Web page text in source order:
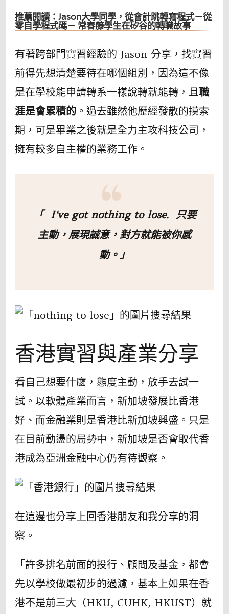
推薦閱讀：Jason大學同學，從會計跳轉寫程式－從
零自學程式碼－ 常春藤學生在矽谷的轉職故事
有著跨部門實習經驗的 Jason 分享，找實習
前得先想清楚要待在哪個組別，因為這不像
是在學校能申請轉系一樣說轉就能轉，且職
涯是會累積的 。過去雖然他歷經發散的摸索
期，可是畢業之後就是全力主攻科技公司，
擁有較多自主權的業務工作。
「 I‘ve got nothing to lose. 只要
主動，展現誠意，對方就能被你感
動。」
香港實習與產業分享
看自己想要什麼，態度主動，放手去試一
試。以軟體產業而言，新加坡發展比香港
好、而金融業則是香港比新加坡興盛。只是
在目前動盪的局勢中，新加坡是否會取代香
港成為亞洲金融中心仍有待觀察。
在這邊也分享上回香港朋友和我分享的洞
察。
「許多排名前面的投行、顧問及基金，都會
先以學校做最初步的過濾，基本上如果在香
港不是前三大（HKU, CUHK, HKUST）就